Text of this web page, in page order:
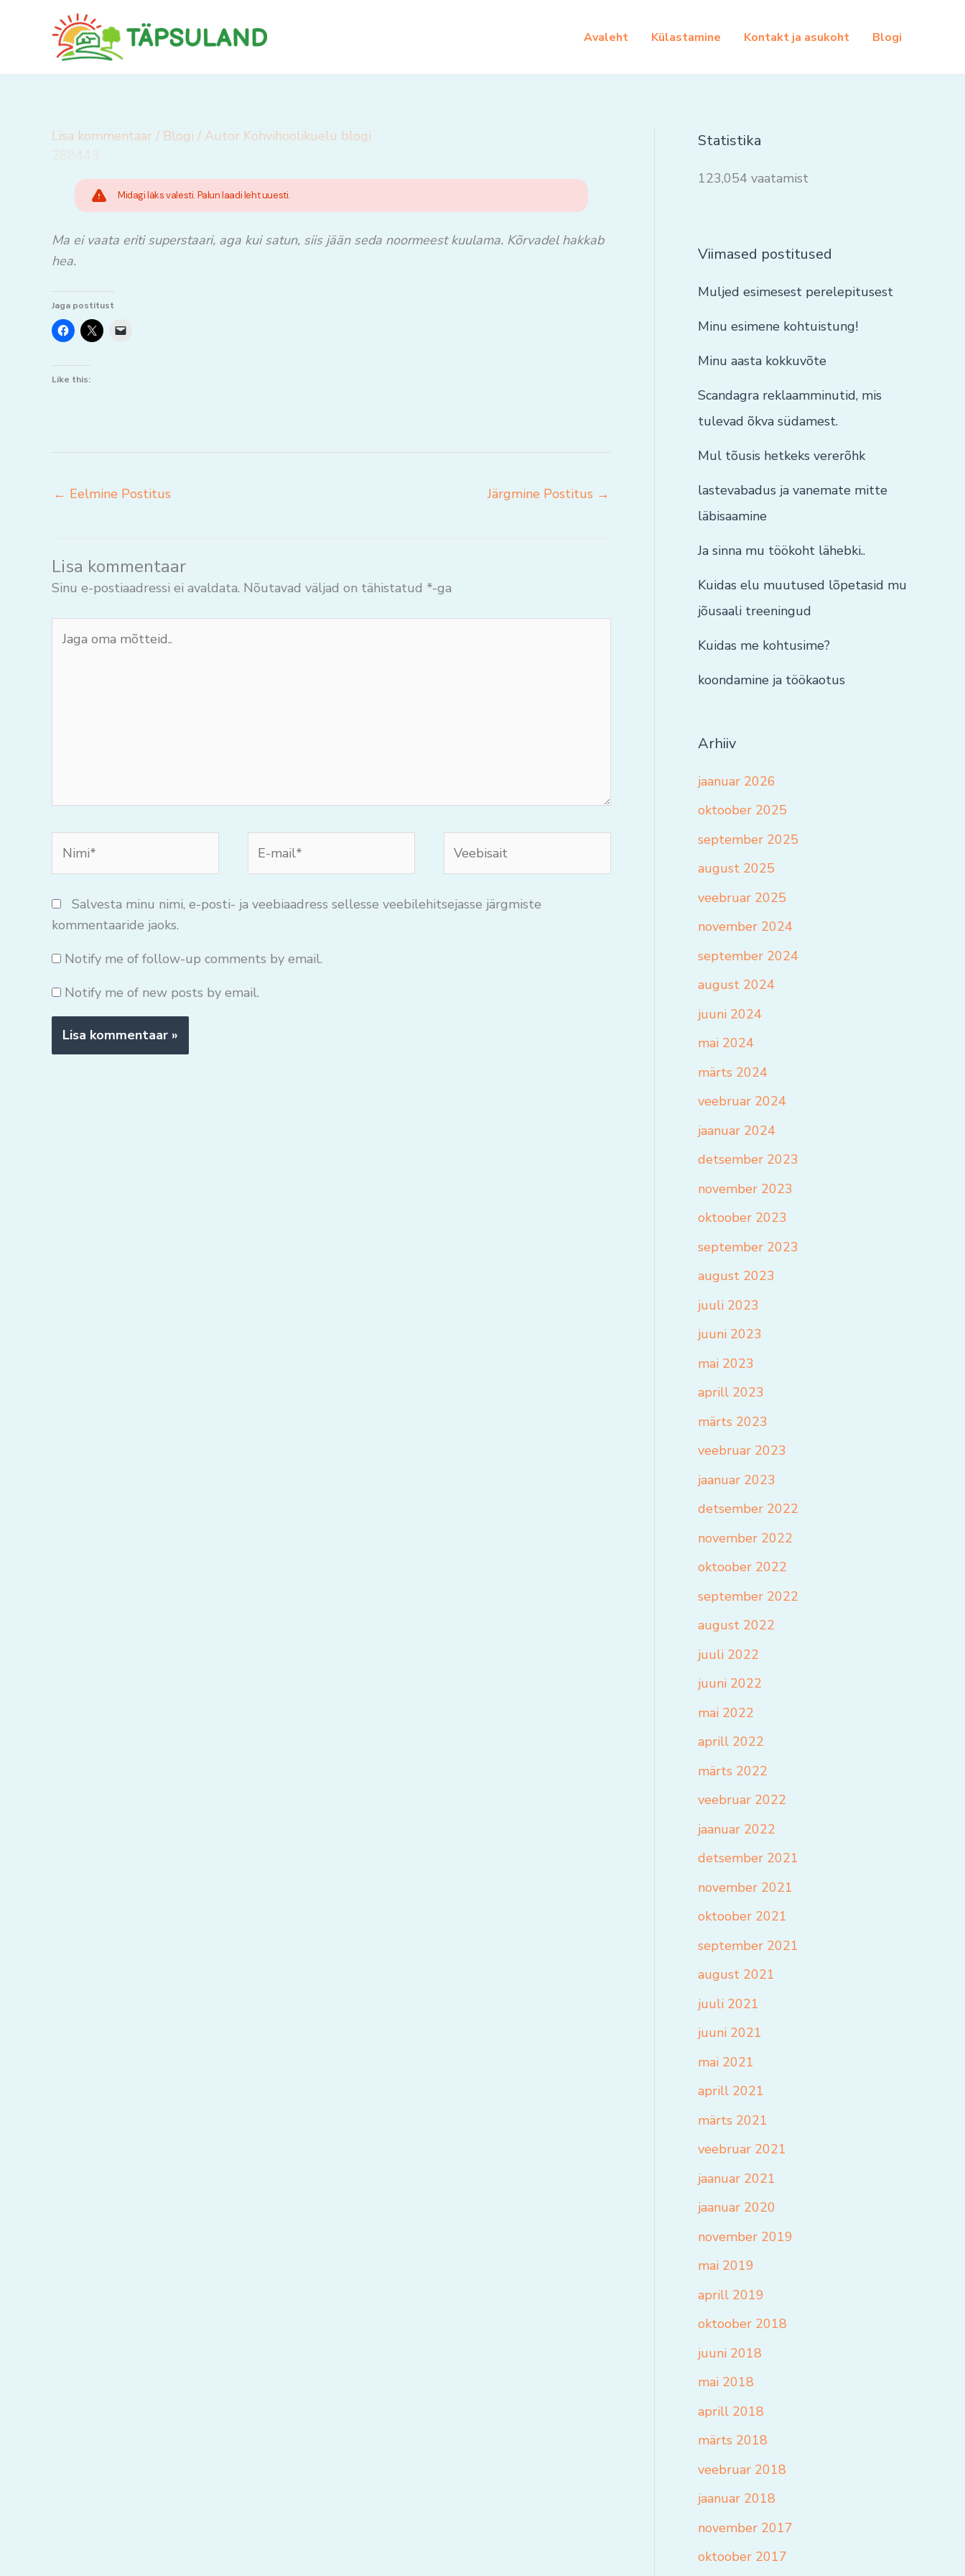
Avaleht Külastamine Kontakt ja asukoht Blogi
Lisa kommentaar / Blogi / Autor Kohvihoolikuelu blogi
288443
Midagi läks valesti. Palun laadi leht uuesti.
Ma ei vaata eriti superstaari, aga kui satun, siis jään seda noormeest kuulama. Kõrvadel hakkab
hea.
Jaga postitust
Like this:
← Eelmine Postitus Järgmine Postitus →
Lisa kommentaar
Sinu e-postiaadressi ei avaldata. Nõutavad väljad on tähistatud *-ga
oma
mail*
Salvesta minu nimi, e-posti- ja veebiaadress sellesse veebilehitsejasse järgmiste
kommentaaride jaoks.
Notify me of follow-up comments by email.
Notify me of new posts by email.
Statistika
123,054 vaatamist
Viimased postitused
Muljed esimesest perelepitusest
Minu esimene kohtuistung!
Minu aasta kokkuvõte
Scandagra reklaamminutid, mis
tulevad õkva südamest.
Mul tõusis hetkeks vererõhk
lastevabadus ja vanemate mitte
läbisaamine
Ja sinna mu töökoht lähebki..
Kuidas elu muutused lõpetasid mu
jõusaali treeningud
Kuidas me kohtusime?
koondamine ja töökaotus
Arhiiv
jaanuar 2026
oktoober 2025
september 2025
august 2025
veebruar 2025
november 2024
september 2024
august 2024
juuni 2024
mai 2024
märts 2024
veebruar 2024
jaanuar 2024
detsember 2023
november 2023
oktoober 2023
september 2023
august 2023
juuli 2023
juuni 2023
mai 2023
aprill 2023
märts 2023
veebruar 2023
jaanuar 2023
detsember 2022
november 2022
oktoober 2022
september 2022
august 2022
juuli 2022
juuni 2022
mai 2022
aprill 2022
märts 2022
veebruar 2022
jaanuar 2022
detsember 2021
november 2021
oktoober 2021
september 2021
august 2021
juuli 2021
juuni 2021
mai 2021
aprill 2021
märts 2021
veebruar 2021
jaanuar 2021
jaanuar 2020
november 2019
mai 2019
aprill 2019
oktoober 2018
juuni 2018
mai 2018
aprill 2018
märts 2018
veebruar 2018
jaanuar 2018
november 2017
oktoober 2017